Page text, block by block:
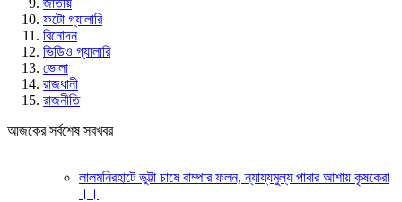
জাতীয়
ফটো গ্যালারি
বিনোদন
ভিডিও গ্যালারি
ভোলা
রাজধানী
রাজনীতি
আজকের সর্বশেষ সবখবর
লালমনিরহাটে ভুট্টা চাষে বাম্পার ফলন, ন্যায্যমুল্য পাবার আশায় কৃষকেরা
।।